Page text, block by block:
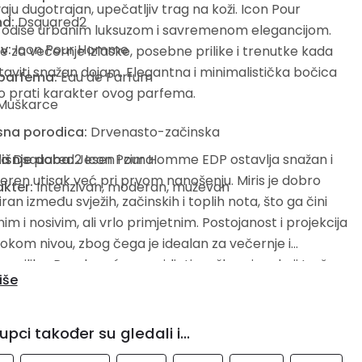
dugotrajan, upečatljiv trag na koži. Icon Pour
urbanim luksuzom i savremenom elegancijom.
za večernje izlaske, posebne prilike i trenutke kada
snažan dojam. Elegantna i minimalistička bočica
prati karakter ovog parfema.
Dsquared2
Icon Pour Homme
Eau de Parfum
porodica: Drvenasto-začinska
doba:Jesen i zima
Intenzivan, moderan, muževan
Dsquared2 Icon Pour Homme EDP ostavlja snažan i
utisak već pri prvom nanošenju. Miris je dobro
između svježih, začinskih i toplih nota, što ga čini
i nosivim, ali vrlo primjetnim. Postojanost i projekcija
nivou, zbog čega je idealan za večernje i
prilike. Posebno će se svidjeti muškarcima koji traže
parfem s karakterom i modernim potpisom. Icon Pour
također su gledali i...